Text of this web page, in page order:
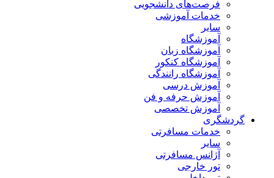
فرصت‌های دانشجویی
خدمات آموزشی
سایر
آموزشگاه
آموزشگاه زبان
آموزشگاه کنکور
آموزشگاه رانندگی
آموزش درسی
آموزش حرفه و فن
آموزش تخصصی
گردشگری
خدمات مسافرتی
سایر
آژانس مسافرتی
تور خارجی